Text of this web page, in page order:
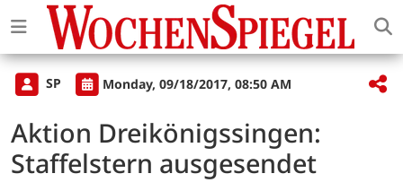
SP Monday, 09/18/2017, 08:50 AM
Aktion Dreikönigssingen:
Staffelstern ausgesendet